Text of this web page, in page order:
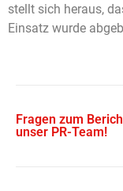
stellt sich heraus,
Einsatz wurde
Fragen zum
unser PR-Team!